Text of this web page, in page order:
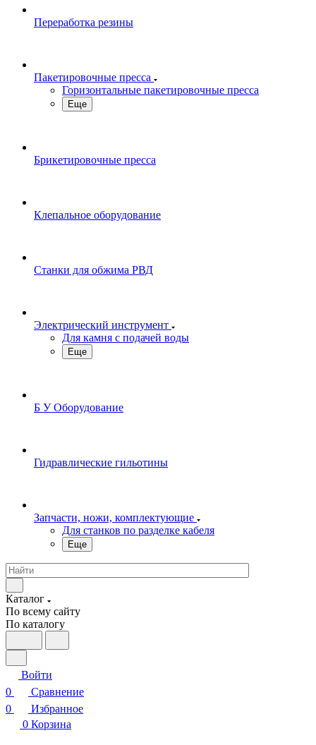
Переработка резины
Пакетировочные пресса
Горизонтальные пакетировочные пресса
Еще
Брикетировочные пресса
Клепальное оборудование
Станки для обжима РВД
Электрический инструмент
Для камня с подачей воды
Еще
Б У Оборудование
Гидравлические гильотины
Запчасти, ножи, комплектующие
Для станков по разделке кабеля
Еще
Каталог
По всему сайту
По каталогу
Войти
0
Сравнение
0
Избранное
0 Корзина